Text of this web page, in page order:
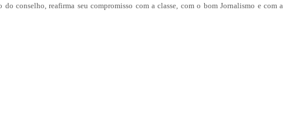
conselho, reafirma seu compromisso com a classe, com o bom Jornalismo e com a